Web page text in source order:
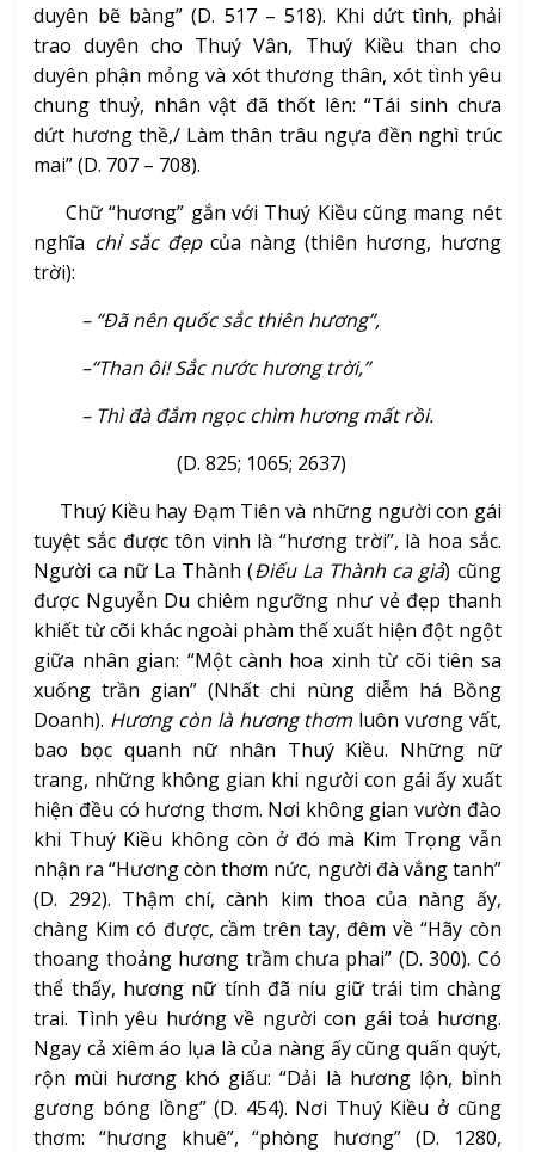
duyên bẽ bàng” (D. 517 – 518). Khi dứt tình, phải
trao duyên cho Thuý Vân, Thuý Kiều than cho
duyên phận mỏng và xót thương thân, xót tình yêu
chung thuỷ, nhân vật đã thốt lên: “Tái sinh chưa
dứt hương thề,/ Làm thân trâu ngựa đền nghì trúc
mai” (D. 707 – 708).
Chữ “hương” gắn với Thuý Kiều cũng mang nét
nghĩa chỉ sắc đẹpcủa nàng (thiên hương, hương
trời):
– “Đã nên quốc sắc thiên hương”,
–“Than ôi! Sắc nước hương trời,”
– Thì đà đắm ngọc chìm hương mất rồi.
(D. 825; 1065; 2637)
Thuý Kiều hay Đạm Tiên và những người con gái
tuyệt sắc được tôn vinh là “hương trời”, là hoa sắc.
Người ca nữ La Thành (Điếu La Thành ca giả) cũng
được Nguyễn Du chiêm ngưỡng như vẻ đẹp thanh
khiết từ cõi khác ngoài phàm thế xuất hiện đột ngột
giữa nhân gian: “Một cành hoa xinh từ cõi tiên sa
xuống trần gian” (Nhất chi nùng diễm há Bồng
Doanh). Hương còn là hương thơm luôn vương vất,
bao bọc quanh nữ nhân Thuý Kiều. Những nữ
trang, những không gian khi người con gái ấy xuất
hiện đều có hương thơm. Nơi không gian vườn đào
khi Thuý Kiều không còn ở đó mà Kim Trọng vẫn
nhận ra “Hương còn thơm nức, người đà vắng tanh”
(D. 292). Thậm chí, cành kim thoa của nàng ấy,
chàng Kim có được, cầm trên tay, đêm về “Hãy còn
thoang thoảng hương trầm chưa phai” (D. 300). Có
thể thấy, hương nữ tính đã níu giữ trái tim chàng
trai. Tình yêu hướng về người con gái toả hương.
Ngay cả xiêm áo lụa là của nàng ấy cũng quấn quýt,
rộn mùi hương khó giấu: “Dải là hương lộn, bình
gương bóng lồng” (D. 454). Nơi Thuý Kiều ở cũng
thơm: “hương khuê”, “phòng hương” (D. 1280,